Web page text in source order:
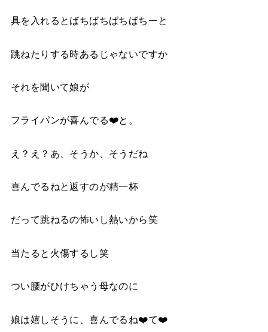
具を入れるとばちばちばちばちーと
跳ねたりする時あるじゃないですか
それを聞いて娘が
フライパンが喜んでる❤️と。
え？え？あ、そうか、そうだね
喜んでるねと返すのが精一杯
だって跳ねるの怖いし熱いから笑
当たると火傷するし笑
つい腰がひけちゃう母なのに
娘は嬉しそうに、喜んでるね❤️て❤️